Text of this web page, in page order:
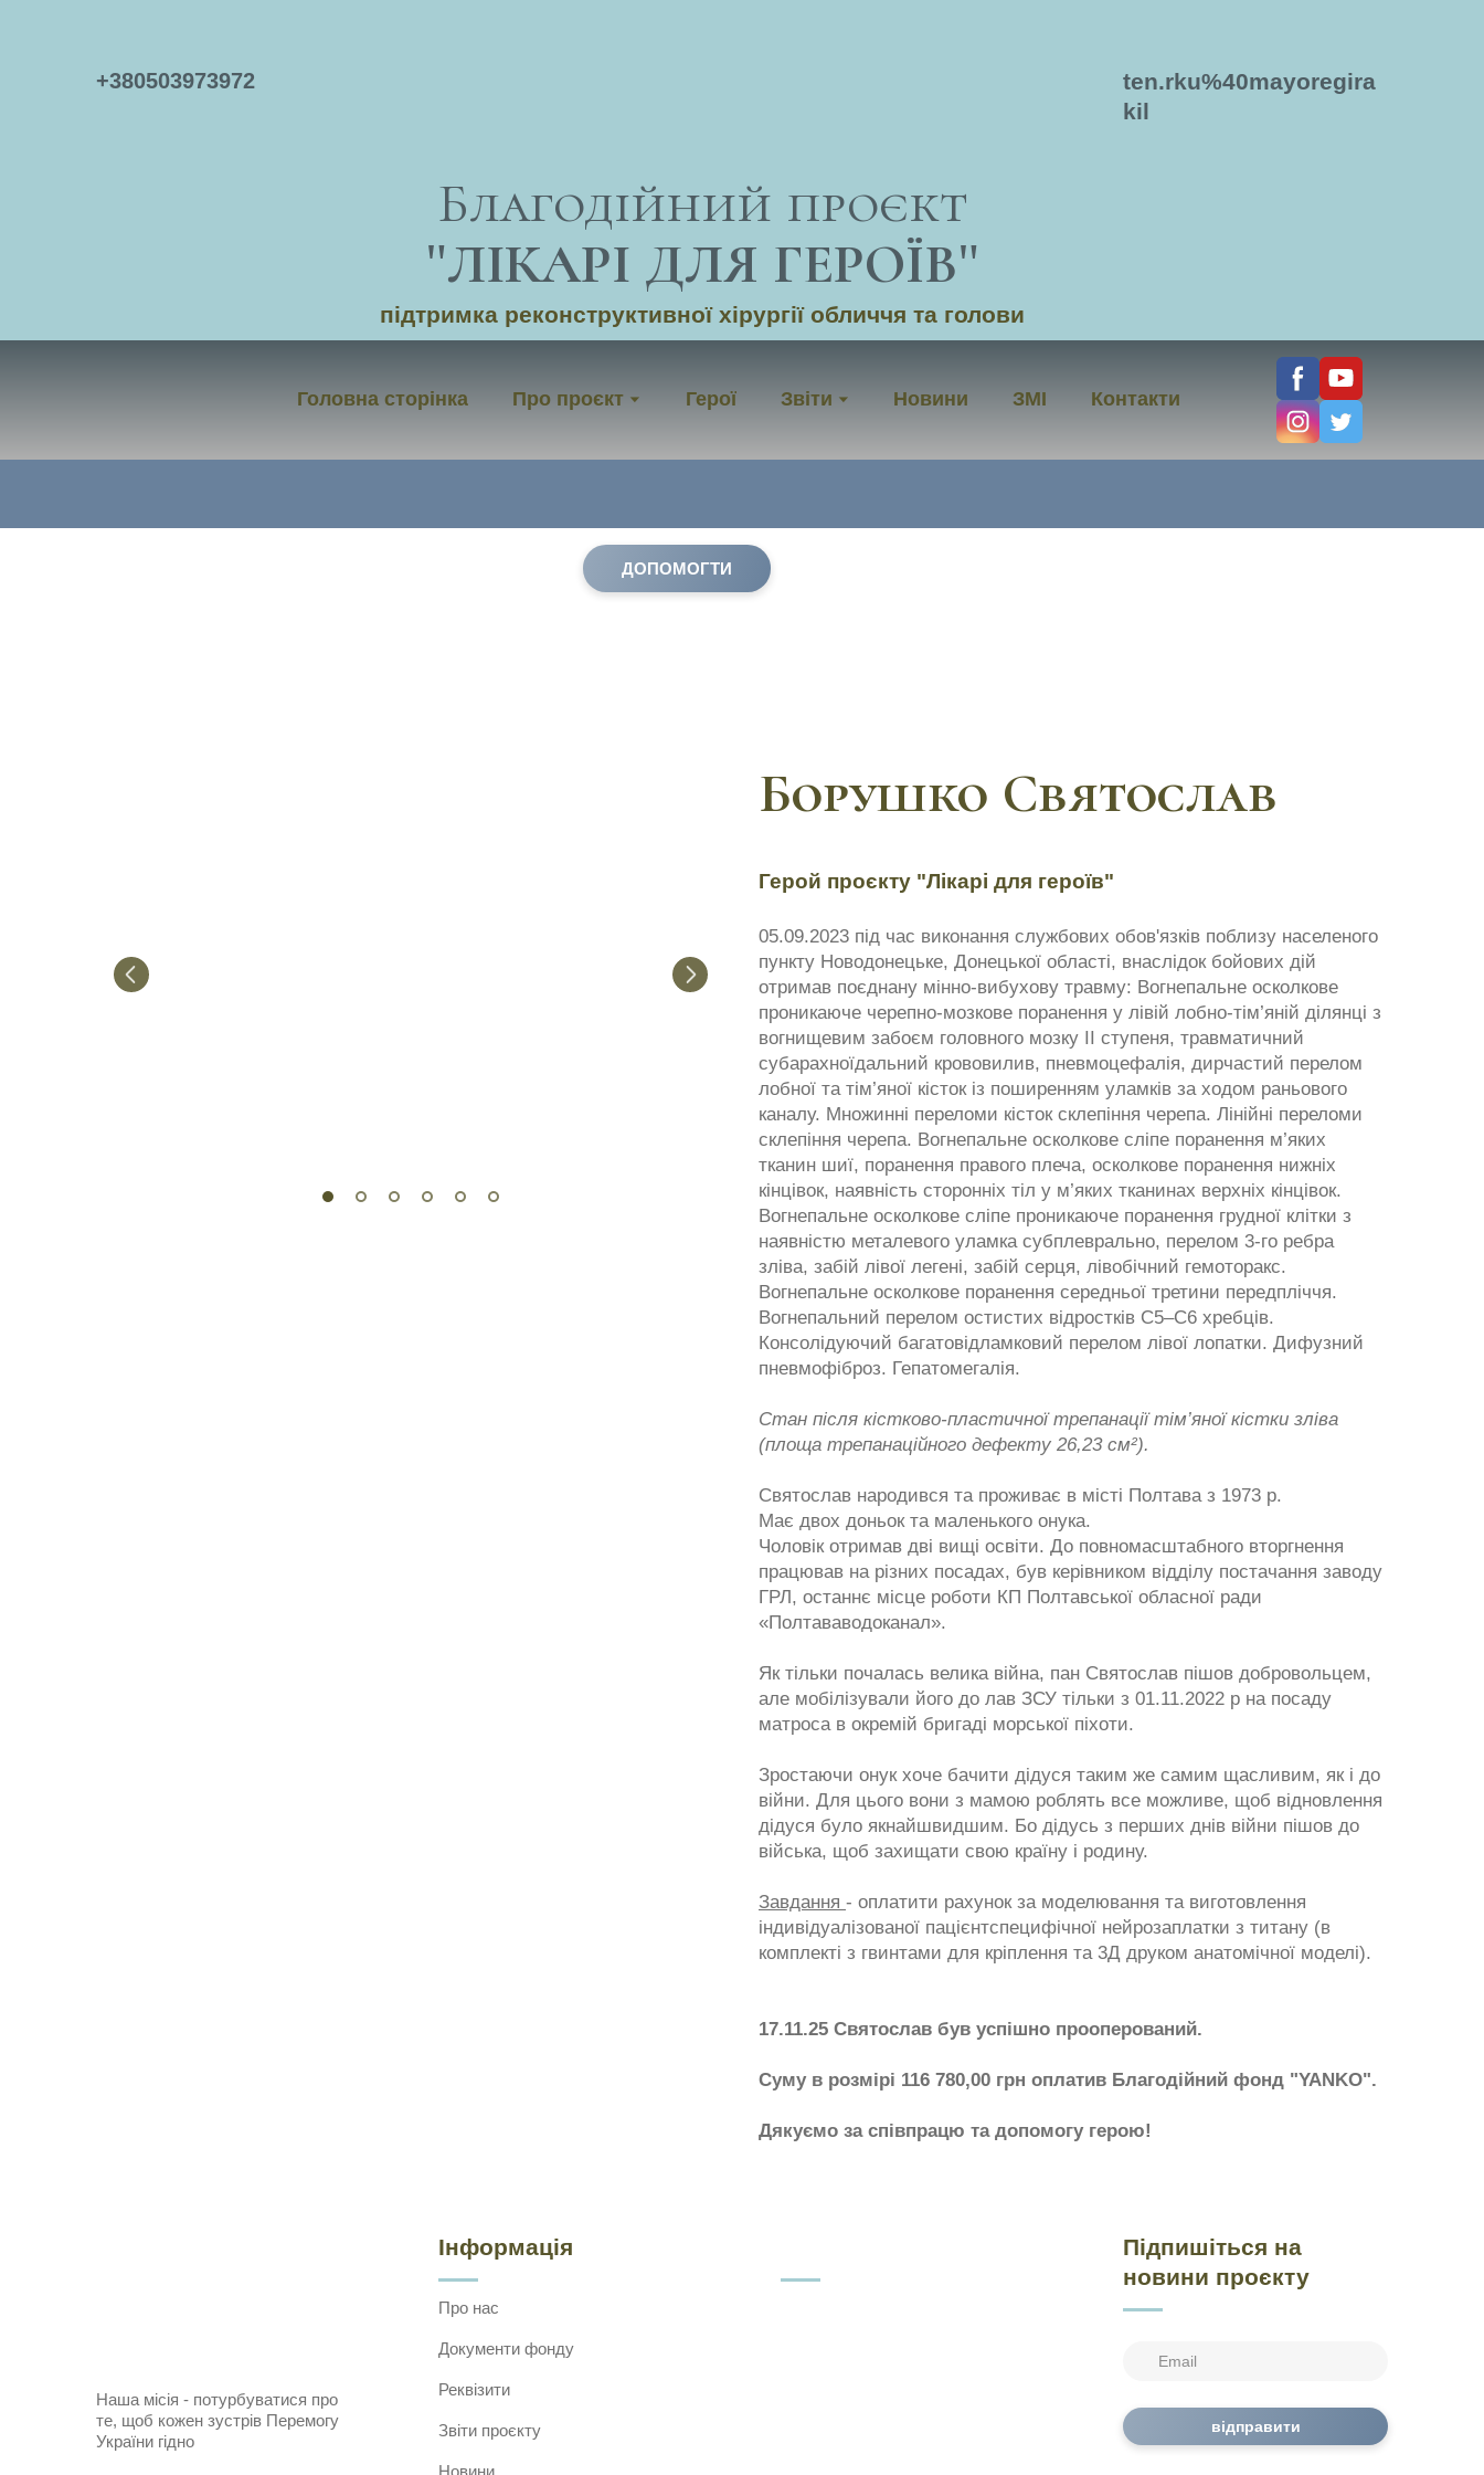
+380503973972
Благодійний проєкт
"ЛІКАРІ ДЛЯ ГЕРОЇВ"
підтримка реконструктивної хірургії обличчя та голови
ten.rku%40mayoregira
kil
Головна сторінка Про проєкт Герої Звіти Новини ЗМІ Контакти
ДОПОМОГТИ
Борушко Святослав
Герой проєкту "Лікарі для героїв"
05.09.2023 під час виконання службових обов'язків поблизу населеного
пункту Новодонецьке, Донецької області, внаслідок бойових дій
отримав поєднану мінно-вибухову травму: Вогнепальне осколкове
проникаюче черепно-мозкове поранення у лівій лобно-тім’яній ділянці з
вогнищевим забоєм головного мозку ІІ ступеня, травматичний
субарахноїдальний крововилив, пневмоцефалія, дирчастий перелом
лобної та тім’яної кісток із поширенням уламків за ходом раньового
каналу. Множинні переломи кісток склепіння черепа. Лінійні переломи
склепіння черепа. Вогнепальне осколкове сліпе поранення м’яких
тканин шиї, поранення правого плеча, осколкове поранення нижніх
кінцівок, наявність сторонніх тіл у м’яких тканинах верхніх кінцівок.
Вогнепальне осколкове сліпе проникаюче поранення грудної клітки з
наявністю металевого уламка субплеврально, перелом 3-го ребра
зліва, забій лівої легені, забій серця, лівобічний гемоторакс.
Вогнепальне осколкове поранення середньої третини передпліччя.
Вогнепальний перелом остистих відростків С5–С6 хребців.
Консолідуючий багатовідламковий перелом лівої лопатки. Дифузний
пневмофіброз. Гепатомегалія.
Стан після кістково-пластичної трепанації тім’яної кістки зліва
(площа трепанаційного дефекту 26,23 см²).
Святослав народився та проживає в місті Полтава з 1973 р.
Має двох доньок та маленького онука.
Чоловік отримав дві вищі освіти. До повномасштабного вторгнення
працював на різних посадах, був керівником відділу постачання заводу
ГРЛ, останнє місце роботи КП Полтавської обласної ради
«Полтававодоканал».
Як тільки почалась велика війна, пан Святослав пішов добровольцем,
але мобілізували його до лав ЗСУ тільки з 01.11.2022 р на посаду
матроса в окремій бригаді морської піхоти.
Зростаючи онук хоче бачити дідуся таким же самим щасливим, як і до
війни. Для цього вони з мамою роблять все можливе, щоб відновлення
дідуся було якнайшвидшим. Бо дідусь з перших днів війни пішов до
війська, щоб захищати свою країну і родину.
Завдання - оплатити рахунок за моделювання та виготовлення
індивідуалізованої пацієнтспецифічної нейрозаплатки з титану (в
комплекті з гвинтами для кріплення та 3Д друком анатомічної моделі).
17.11.25 Святослав був успішно прооперований.
Суму в розмірі 116 780,00 грн оплатив Благодійний фонд "YANKO".
Дякуємо за співпрацю та допомогу герою!
Наша місія - потурбуватися про
те, щоб кожен зустрів Перемогу
України гідно
Інформація
Про нас
Документи фонду
Реквізити
Звіти проєкту
Новини
Підпишіться на
новини проєкту
відправити